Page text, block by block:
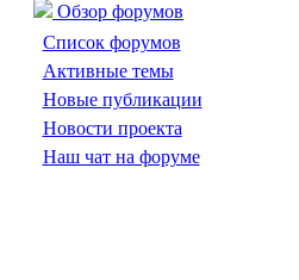
Обзор форумов
Список форумов
Активные темы
Новые публикации
Новости проекта
Наш чат на форуме